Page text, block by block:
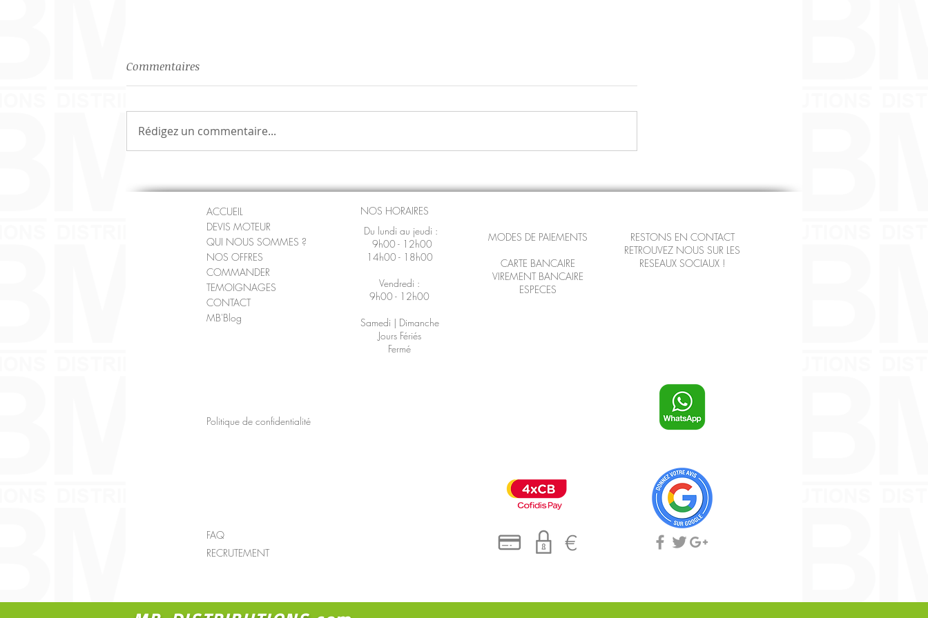
DUSTER II CODE MOTEUR
TFSI 4X4 2.0L TURBO ESSENCE
- 272 CV
Aveo
Commentaires
Rédigez un commentaire...
ACCUEIL
DEVIS MOTEUR
QUI NOUS SOMMES ?
NOS OFFRES
COMMANDER
TEMOIGNAGES
CONTACT
MB'Blog
NOS HORAIRES
Du lundi au jeudi :
9h00 - 12h00
14h00 - 18h00
Vendredi :
9h00 - 12h00
Samedi | Dimanche
Jours Fériés
Fermé
MODES DE PAIEMENTS
CARTE BANCAIRE
VIREMENT BANCAIRE
ESPECES
RESTONS EN CONTACT
RETROUVEZ NOUS SUR LES
RESEAUX SOCIAUX !
Politique de confidentialité
FAQ
RECRUTEMENT